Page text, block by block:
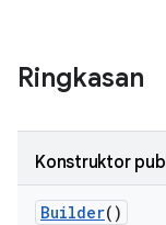
Ringkasan
Konstruktor
Builder()